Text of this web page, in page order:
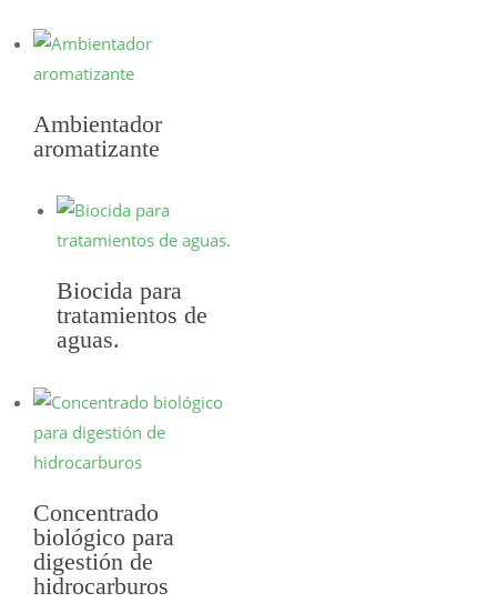
OPCIONES
Ambientador
aromatizante
SELECCIONAR
Biocida para
tratamientos de
aguas.
SELECCIONAR
OPCIONES
Concentrado
biológico para
digestión de
hidrocarburos